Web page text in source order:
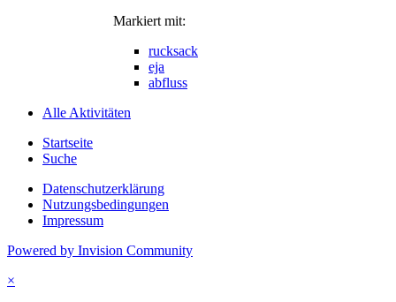
Markiert mit:
rucksack
eja
abfluss
Alle Aktivitäten
Startseite
Suche
Datenschutzerklärung
Nutzungsbedingungen
Impressum
Powered by Invision Community
×